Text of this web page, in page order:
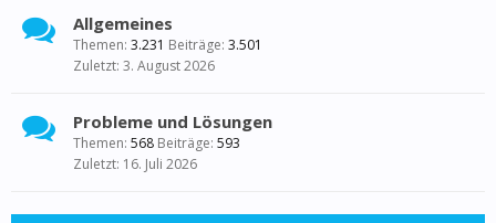
Allgemeines
Themen: 3.231 Beiträge: 3.501
3. August 2026
Probleme und Lösungen
Themen: 568 Beiträge: 593
16. Juli 2026